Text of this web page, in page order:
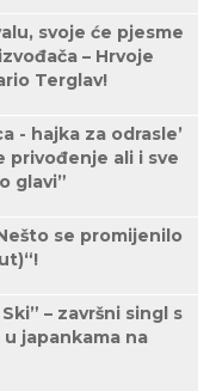
svoje će pjesme
– Hrvoje
Terglav!
- hajka za odrasle’
privođenje ali i sve
glavi”
se promijenilo
– završni singl s
japankama na